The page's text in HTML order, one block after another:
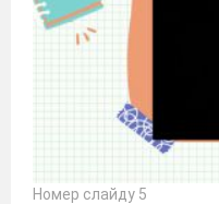
Номер слайду 5